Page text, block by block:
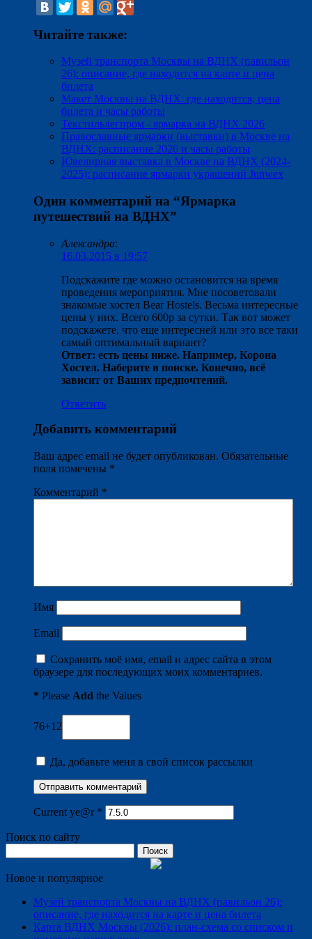
Читайте также:
Музей транспорта Москвы на ВДНХ (павильон
26): описание, где находится на карте и цена
билета
Макет Москвы на ВДНХ: где находится, цена
билета и часы работы
Текстильлегпром - ярмарка на ВДНХ 2026
Православные ярмарки (выставки) в Москве на
ВДНХ: расписание 2026 и часы работы
Ювелирная выставка в Москве на ВДНХ (2024-
2025): расписание ярмарки украшений Junwex
Один комментарий на “Ярмарка
путешествий на ВДНХ”
Александра:
16.03.2015 в 19:57
Подскажите где можно остановится на время
проведения мероприятия. Мне посоветовали
знакомые хостел Bear Hostels. Весьма интересные
цены у них. Всего 600р за сутки. Так вот может
подскажете, что еще интересней или это все таки
самый оптимальный вариант?
Ответ: есть цены ниже. Например, Корона
Хостел. Наберите в поиске. Конечно, всё
зависит от Ваших предпочтений.
Ответить
Добавить комментарий
Ваш адрес email не будет опубликован. Обязательные
поля помечены *
Комментарий *
Имя
Email
Сохранить моё имя, email и адрес сайта в этом
браузере для последующих моих комментариев.
* Please Add the Values
76+12
Да, добавьте меня в свой список рассылки
Current ye@r *
Поиск по сайту
Новое и популярное
Музей транспорта Москвы на ВДНХ (павильон 26):
описание, где находится на карте и цена билета
Карта ВДНХ Москвы (2026): план-схема со списком и